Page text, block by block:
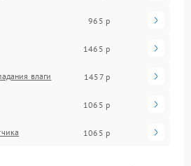
965 р
1465 р
влаги 1457 р
1065 р
1065 р